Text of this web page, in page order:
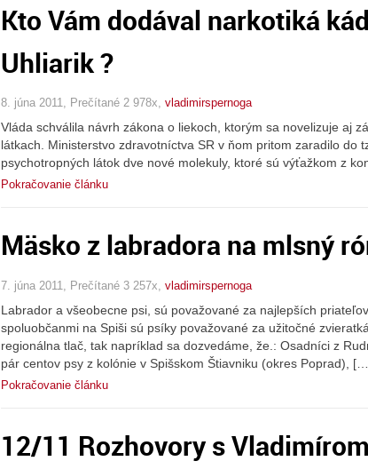
Kto Vám dodával narkotiká
Uhliarik ?
8. júna 2011, Prečítané 2 978x, vladimirspernoga
Vláda schválila návrh zákona o liekoch, ktorým sa novelizuje aj
látkach. Ministerstvo zdravotníctva SR v ňom pritom zaradilo do
psychotropných látok dve nové molekuly, ktoré sú výťažkom z
Pokračovanie článku
Mäsko z labradora na mlsný
7. júna 2011, Prečítané 3 257x, vladimirspernoga
Labrador a všeobecne psi, sú považované za najlepších
spoluobčanmi na Spiši sú psíky považované za užitočné
regionálna tlač, tak napríklad sa dozvedáme, že.: Osadníci z
pár centov psy z kolónie v Spišskom Štiavniku (okres Poprad),
Pokračovanie článku
12/11 Rozhovory s